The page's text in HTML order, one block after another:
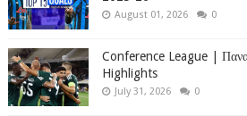
August 01, 2026 0
Conference League |
Highlights
July 31, 2026 0